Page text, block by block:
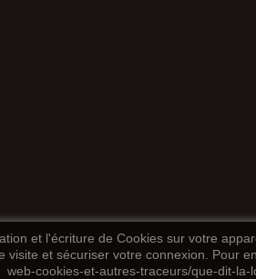
et l'écriture de Cookies sur votre
et sécuriser votre connexion. Pour
web-cookies-et-autres-traceurs/que-dit-la-